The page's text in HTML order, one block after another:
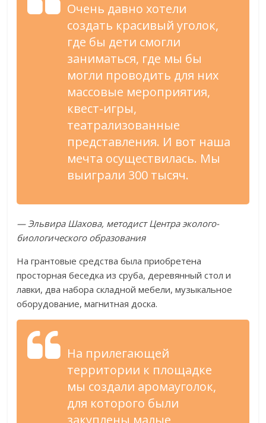
Очень давно хотели
создать красивый уголок,
где бы дети смогли
заниматься, где мы бы
могли проводить для них
массовые мероприятия,
квест-игры,
театрализованные
представления. И вот наша
мечта осуществилась. Мы
выиграли 300 тысяч.
— Эльвира Шахова, методист Центра эколого-
биологического образования
На грантовые средства была приобретена
просторная беседка из сруба, деревянный стол и
лавки, два набора складной мебели, музыкальное
оборудование, магнитная доска.
На прилегающей
территории к площадке
мы создали аромауголок,
для которого были
закуплены малые